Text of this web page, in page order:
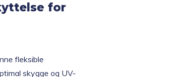
for
fleksible
skygge og UV-